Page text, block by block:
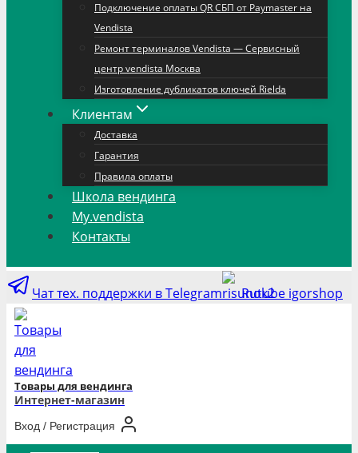
Подключение оплаты QR СБП от Paymaster на
Vendista
Ремонт терминалов Vendista — Сервисный
центр vendista Москва
Изготовление дубликатов ключей Rielda
Клиентам
Доставка
Гарантия
Правила оплаты
Школа вендинга
My.vendista
Контакты
Чат тех. поддержки в Telegram Rutube igorshop
Товары для вендинга
Интернет-магазин
Вход / Регистрация